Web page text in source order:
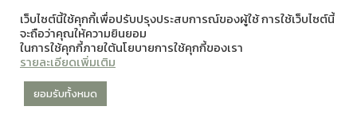
เว็บไซต์นี้ใช้คุกกี้เพื่อปรับปรุงประสบการณ์ของผู้ใช้ การใช้เว็บไซต์นี้
จะถือว่าคุณให้ความยินยอม
ในการใช้คุกกี้ภายใต้นโยบายการใช้คุกกี้ของเรา
รายละเอียดเพิ่มเติม
ยอมรับทั้งหมด